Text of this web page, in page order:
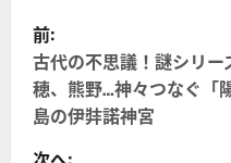
投
稿
ナ
前:
古代の不思議！謎シリ
穂、熊野…神々つなぐ
島の伊弉諾神宮